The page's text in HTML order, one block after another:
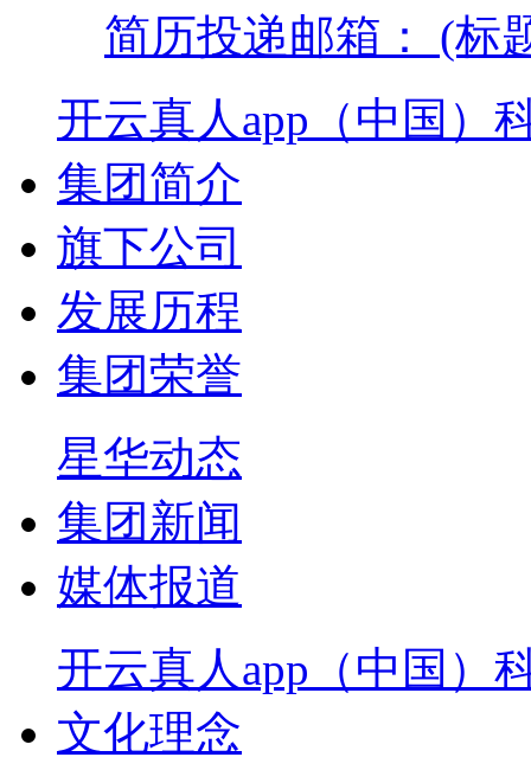
简历投递邮箱： (标
开云真人app（中国）
集团简介
旗下公司
发展历程
集团荣誉
星华动态
集团新闻
媒体报道
开云真人app（中国）
文化理念